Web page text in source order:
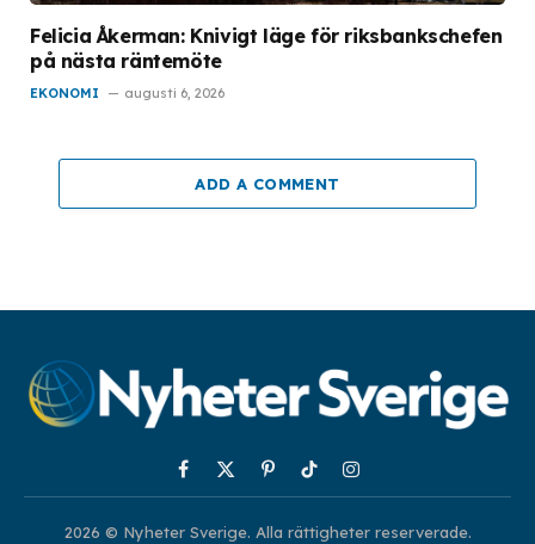
Felicia Åkerman: Knivigt läge för riksbankschefen
på nästa räntemöte
EKONOMI augusti 6, 2026
ADD A COMMENT
Facebook
X
(Twitter)
PinterestTikTokInstagram
2026 © Nyheter Sverige. Alla rättigheter reserverade.